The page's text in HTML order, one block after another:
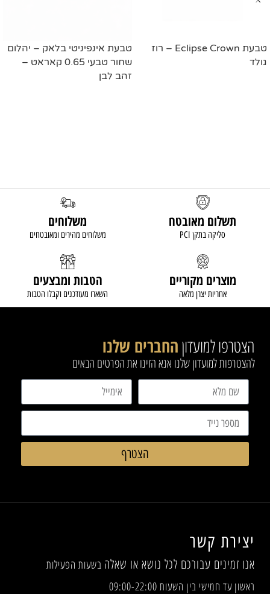
טבעת Eclipse Crown – רוז
גולד
טבעת אינפיניטי בלאק – יהלום
שחור טבעי 0.65 קאראט –
זהב לבן
תשלום מאובטח
סליקה בתקן PCI
משלוחים
משלוחים מהירים ומאובטחים
מוצרים מקוריים
אחריות יצרן מלאה
הטבות ומבצעים
השארו מעודכנים וקבלו הטבות
הצטרפו למועדוןהחברים שלנו
להצטרפות למועדון שלנו אנא הזינו את הפרטים הבאים
הצטרף
יצירת קשר
אנו זמינים עבורכם לכל נושא או שאלה בשעות הפעילות
ראשון עד חמישי בין השעות 09:00-22:00